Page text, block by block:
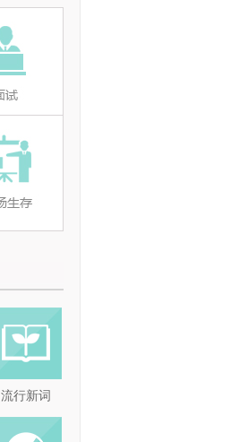
流行新词